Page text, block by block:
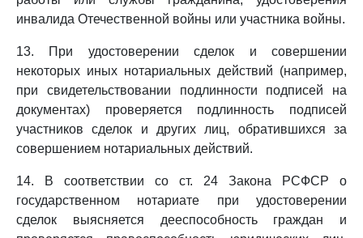
инвалида Отечественной войны или участника войны.
13. При удостоверении сделок и совершении
некоторых иных нотариальных действий (например,
при свидетельствовании подлинности подписей на
документах) проверяется подлинность подписей
участников сделок и других лиц, обратившихся за
совершением нотариальных действий.
14. В соответствии со ст. 24 Закона РСФСР о
государственном нотариате при удостоверении
сделок выясняется дееспособность граждан и